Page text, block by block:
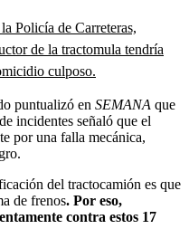
Policía de Carreteras,
de la tractomula tendría
culposo.
puntualizó en SEMANA que
incidentes señaló que el
por una falla mecánica,
del tractocamión es que
de frenos. Por eso,
contra estos 17